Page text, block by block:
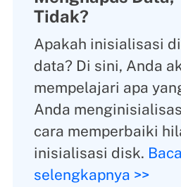
Tidak?
Apakah inisialisasi
data? Di sini, Anda
mempelajari apa
Anda
cara memperbaiki
inisialisasi disk. Baca
selengkapnya >>